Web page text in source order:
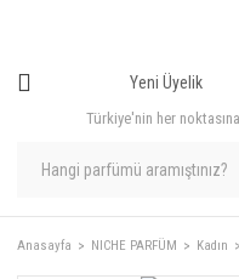
Türkiye'nin her
Yeni Üyelik
Anasayfa NICHE PARFÜM Kadın